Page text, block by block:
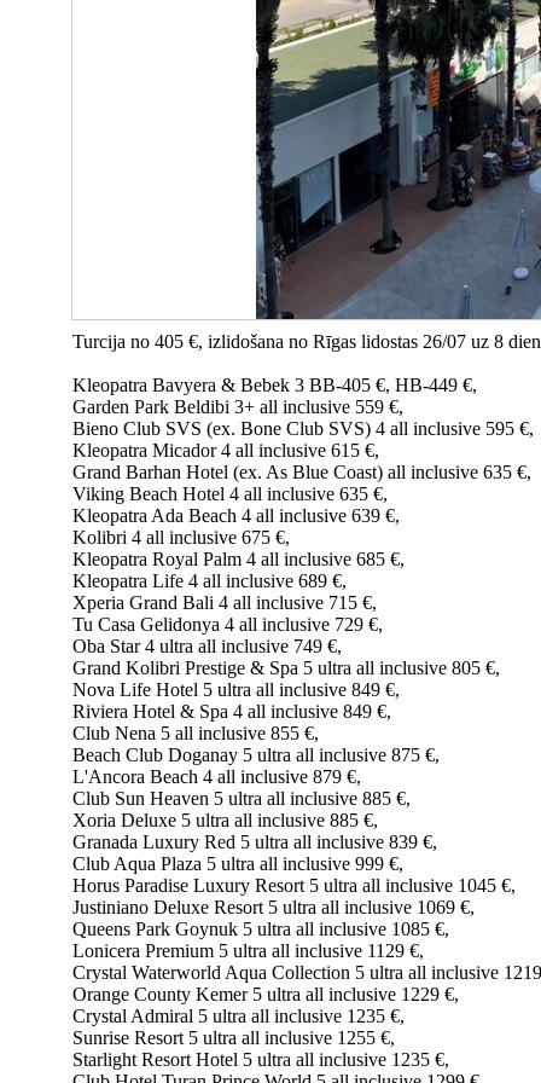
Turcija no 405 €, izlidošana no Rīgas lidostas 26/07 uz 8
Kleopatra Bavyera & Bebek 3 BB-405 €, HB-449 €,
Garden Park Beldibi 3+ all inclusive 559 €,
Bieno Club SVS (ex. Bone Club SVS) 4 all inclusive 595 €,
Kleopatra Micador 4 all inclusive 615 €,
Grand Barhan Hotel (ex. As Blue Coast) all inclusive 635 €,
Viking Beach Hotel 4 all inclusive 635 €,
Kleopatra Ada Beach 4 all inclusive 639 €,
Kolibri 4 all inclusive 675 €,
Kleopatra Royal Palm 4 all inclusive 685 €,
Kleopatra Life 4 all inclusive 689 €,
Xperia Grand Bali 4 all inclusive 715 €,
Tu Casa Gelidonya 4 all inclusive 729 €,
Oba Star 4 ultra all inclusive 749 €,
Grand Kolibri Prestige & Spa 5 ultra all inclusive 805 €,
Nova Life Hotel 5 ultra all inclusive 849 €,
Riviera Hotel & Spa 4 all inclusive 849 €,
Club Nena 5 all inclusive 855 €,
Beach Club Doganay 5 ultra all inclusive 875 €,
L'Ancora Beach 4 all inclusive 879 €,
Club Sun Heaven 5 ultra all inclusive 885 €,
Xoria Deluxe 5 ultra all inclusive 885 €,
Granada Luxury Red 5 ultra all inclusive 839 €,
Club Aqua Plaza 5 ultra all inclusive 999 €,
Horus Paradise Luxury Resort 5 ultra all inclusive 1045 €,
Justiniano Deluxe Resort 5 ultra all inclusive 1069 €,
Queens Park Goynuk 5 ultra all inclusive 1085 €,
Lonicera Premium 5 ultra all inclusive 1129 €,
Crystal Waterworld Aqua Collection 5 ultra all inclusive
Orange County Kemer 5 ultra all inclusive 1229 €,
Crystal Admiral 5 ultra all inclusive 1235 €,
Sunrise Resort 5 ultra all inclusive 1255 €,
Starlight Resort Hotel 5 ultra all inclusive 1235 €,